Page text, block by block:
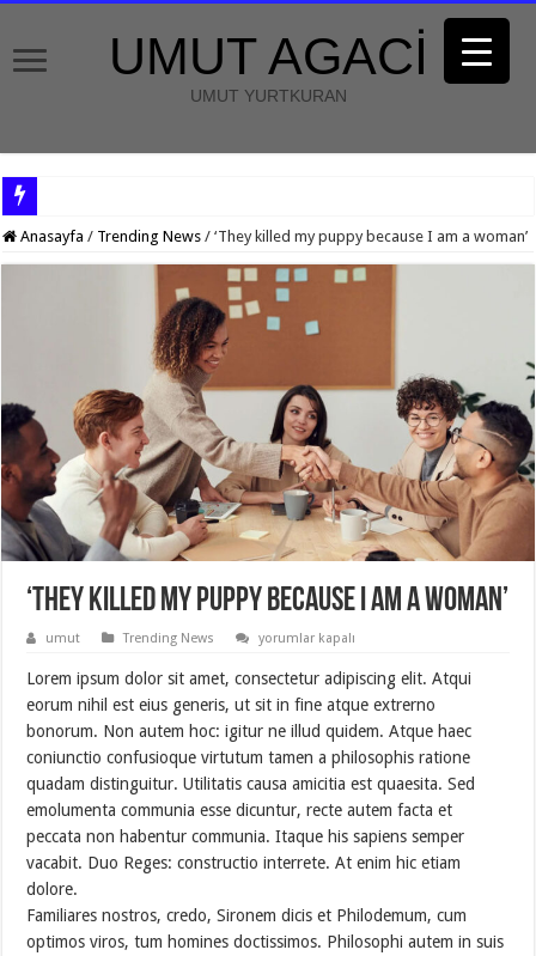
UMUT AGACİ
UMUT YURTKURAN
Anasayfa / Trending News / ‘They killed my puppy because I am a woman’
‘They killed my puppy because I am a woman’
umut Trending News
‘They
puppy
because
I
am
woman’
için
yorumlar kapalı
Lorem ipsum dolor sit amet, consectetur adipiscing elit. Atqui
eorum nihil est eius generis, ut sit in fine atque extrerno
bonorum. Non autem hoc: igitur ne illud quidem. Atque haec
coniunctio confusioque virtutum tamen a philosophis ratione
quadam distinguitur. Utilitatis causa amicitia est quaesita. Sed
emolumenta communia esse dicuntur, recte autem facta et
peccata non habentur communia. Itaque his sapiens semper
vacabit. Duo Reges: constructio interrete. At enim hic etiam
dolore.
Familiares nostros, credo, Sironem dicis et Philodemum, cum
optimos viros, tum homines doctissimos. Philosophi autem in suis